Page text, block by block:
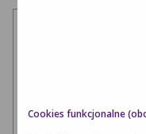
Cookies funkcjonalne